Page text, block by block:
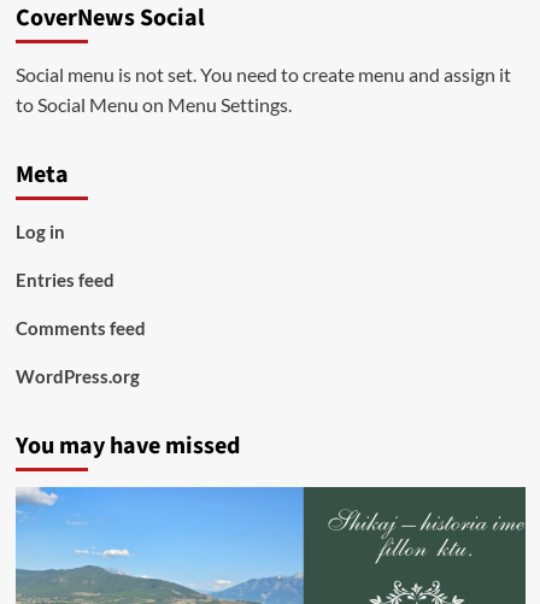
CoverNews Social
Social menu is not set. You need to create menu and assign it
to Social Menu on Menu Settings.
Meta
Log in
Entries feed
Comments feed
WordPress.org
You may have missed